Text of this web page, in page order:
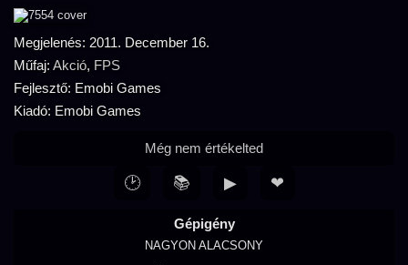
Megjelenés: 2011. December 16.
Műfaj: Akció, FPS
Fejlesztő: Emobi Games
Kiadó: Emobi Games
Gépigény
NAGYON ALACSONY
Még nem értékelted
🕑 📚 ▶ ❤